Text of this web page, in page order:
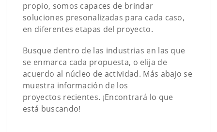
propio, somos capaces de brindar
soluciones presonalizadas para cada caso,
en diferentes etapas del proyecto.
Busque dentro de las industrias en las que
se enmarca cada propuesta, o elija de
acuerdo al núcleo de actividad. Más abajo se
muestra información de los
proyectos recientes. ¡Encontrará lo que
está buscando!